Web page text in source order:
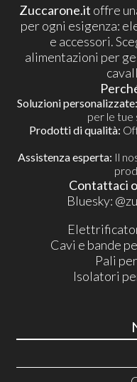
Zuccarone.it offre
per ogni esigenza:
e accessori.
alimentazioni per
Soluzioni personalizzate:
per le tue
Prodotti di qualità:
Assistenza esperta: Il
Contattaci
​Bluesky:
Cavi e bande
Pali
Isolatori